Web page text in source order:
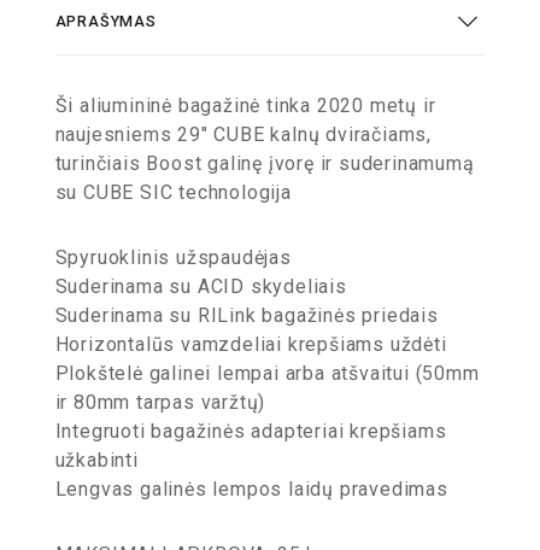
APRAŠYMAS
Ši aliumininė bagažinė tinka 2020 metų ir
naujesniems 29″ CUBE kalnų dviračiams,
turinčiais Boost galinę įvorę ir suderinamumą
su CUBE SIC technologija
Spyruoklinis užspaudėjas
Suderinama su ACID skydeliais
Suderinama su RILink bagažinės priedais
Horizontalūs vamzdeliai krepšiams uždėti
Plokštelė galinei lempai arba atšvaitui (50mm
ir 80mm tarpas varžtų)
Integruoti bagažinės adapteriai krepšiams
užkabinti
Lengvas galinės lempos laidų pravedimas